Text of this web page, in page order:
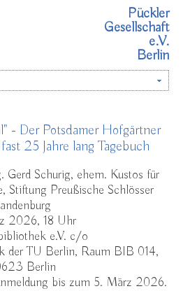
Pückler
Gesellschaft
e.V.
Berlin
- Der Potsdamer Hofgärtner
25 Jahre lang Tagebuch
Gerd Schurig, ehem. Kustos für
Stiftung Preußische Schlösser
2026, 18 Uhr
e.V. c/o
der TU Berlin, Raum BIB 014,
Berlin
bis zum 5. März 2026.